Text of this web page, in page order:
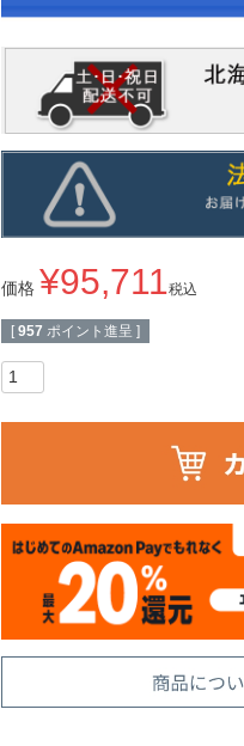
価格 ¥95,711税込
[ 957 ポイント進呈 ]